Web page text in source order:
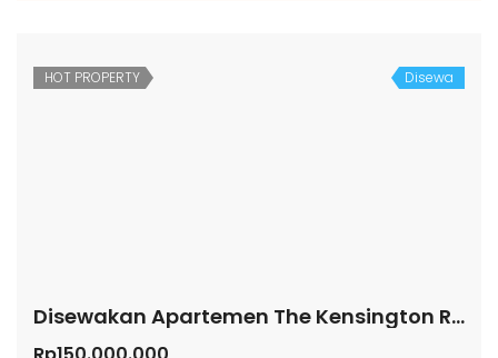
HOT PROPERTY Disewa
Disewakan Apartemen The Kensington Royal Suites Tower Belmount Lt 19 Kelapa Gading